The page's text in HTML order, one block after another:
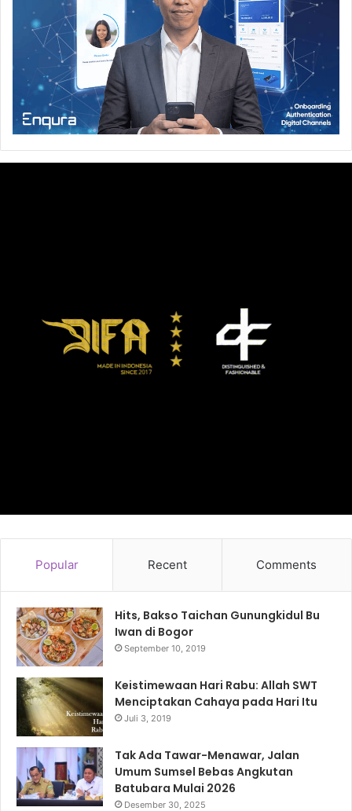
Popular Recent Comments
Hits, Bakso Taichan Gunungkidul Bu
Iwan di Bogor
September 10, 2019
Keistimewaan Hari Rabu: Allah SWT
Menciptakan Cahaya pada Hari Itu
Juli 3, 2019
Tak Ada Tawar-Menawar, Jalan
Umum Sumsel Bebas Angkutan
Batubara Mulai 2026
Desember 30, 2025